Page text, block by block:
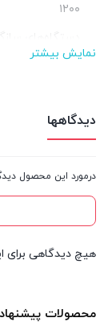
۱۲۰۰
نمایش بیشتر
دیدگاهها
درمورد این محصول
هیچ دیدگاهی
محصولات